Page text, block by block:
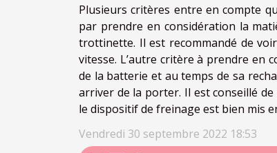
Plusieurs critères entre en compte
par prendre en considération la
trottinette. Il est recommandé de
vitesse. L’autre critère à prendre en
de la batterie et au temps de sa
arriver de la porter. Il est conseillé
le dispositif de freinage est bien mis
Vendredi 30 septembre 2022 18:53